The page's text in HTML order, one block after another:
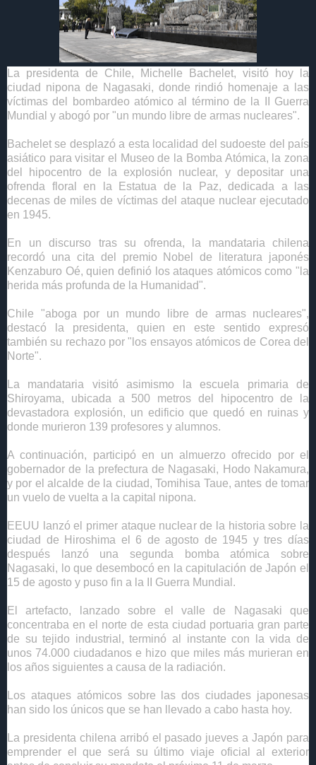
La presidenta de Chile, Michelle Bachelet, visitó hoy la
ciudad nipona de Nagasaki, donde rindió homenaje a las
víctimas del bombardeo atómico al término de la II Guerra
Mundial y abogó por "un mundo libre de armas nucleares".
Bachelet se desplazó a esta localidad del sudoeste del país
asiático para visitar el Museo de la Bomba Atómica, la zona
del hipocentro de la explosión nuclear, y depositar una
ofrenda floral en la Estatua de la Paz, dedicada a las
decenas de miles de víctimas del ataque nuclear ejecutado
en 1945.
En un discurso tras su ofrenda, la mandataria chilena
recordó una cita del premio Nobel de literatura japonés
Kenzaburo Oé, quien definió los ataques atómicos como "la
herida más profunda de la Humanidad".
Chile "aboga por un mundo libre de armas nucleares",
destacó la presidenta, quien en este sentido expresó
también su rechazo por "los ensayos atómicos de Corea del
Norte".
La mandataria visitó asimismo la escuela primaria de
Shiroyama, ubicada a 500 metros del hipocentro de la
devastadora explosión, un edificio que quedó en ruinas y
donde murieron 139 profesores y alumnos.
A continuación, participó en un almuerzo ofrecido por el
gobernador de la prefectura de Nagasaki, Hodo Nakamura,
y por el alcalde de la ciudad, Tomihisa Taue, antes de tomar
un vuelo de vuelta a la capital nipona.
EEUU lanzó el primer ataque nuclear de la historia sobre la
ciudad de Hiroshima el 6 de agosto de 1945 y tres días
después lanzó una segunda bomba atómica sobre
Nagasaki, lo que desembocó en la capitulación de Japón el
15 de agosto y puso fin a la II Guerra Mundial.
El artefacto, lanzado sobre el valle de Nagasaki que
concentraba en el norte de esta ciudad portuaria gran parte
de su tejido industrial, terminó al instante con la vida de
unos 74.000 ciudadanos e hizo que miles más murieran en
los años siguientes a causa de la radiación.
Los ataques atómicos sobre las dos ciudades japonesas
han sido los únicos que se han llevado a cabo hasta hoy.
La presidenta chilena arribó el pasado jueves a Japón para
emprender el que será su último viaje oficial al exterior